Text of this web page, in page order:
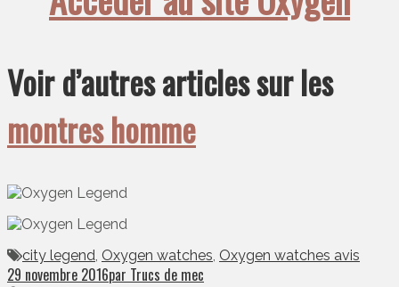
Voir d’autres articles sur les
montres homme
city legend, Oxygen watches, Oxygen watches avis
29 novembre 2016par Trucs de mec